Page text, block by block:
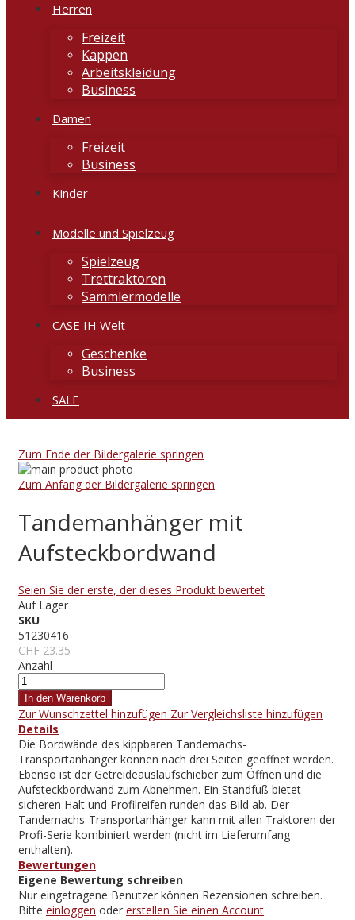
Herren
Freizeit
Kappen
Arbeitskleidung
Business
Damen
Freizeit
Business
Kinder
Modelle und Spielzeug
Spielzeug
Trettraktoren
Sammlermodelle
CASE IH Welt
Geschenke
Business
SALE
Zum Ende der Bildergalerie springen
Zum Anfang der Bildergalerie springen
Tandemanhänger mit
Aufsteckbordwand
Seien Sie der erste, der dieses Produkt bewertet
Auf Lager
SKU
51230416
CHF 23.35
Anzahl
In den Warenkorb
Zur Wunschzettel hinzufügen Zur Vergleichsliste hinzufügen
Details
Die Bordwände des kippbaren Tandemachs-
Transportanhänger können nach drei Seiten geöffnet werden.
Ebenso ist der Getreideauslaufschieber zum Öffnen und die
Aufsteckbordwand zum Abnehmen. Ein Standfuß bietet
sicheren Halt und Profilreifen runden das Bild ab. Der
Tandemachs-Transportanhänger kann mit allen Traktoren der
Profi-Serie kombiniert werden (nicht im Lieferumfang
enthalten).
Bewertungen
Eigene Bewertung schreiben
Nur eingetragene Benutzer können Rezensionen schreiben.
Bitte einloggen oder erstellen Sie einen Account